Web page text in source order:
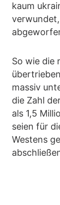
kaum
So wie die
massiv
die Zahl
als 1,5
seien für
Westens